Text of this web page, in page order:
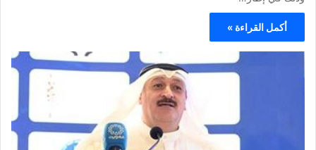
أكمل القراءة »